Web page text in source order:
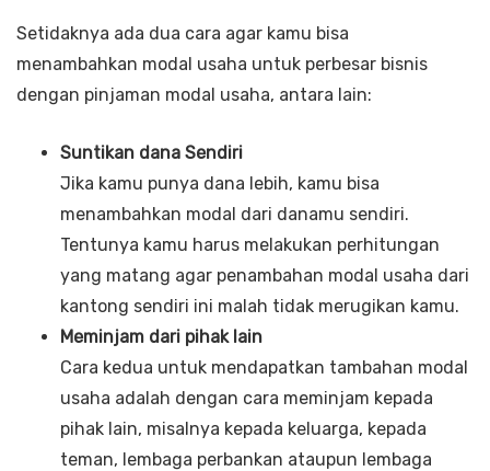
Setidaknya ada dua cara agar kamu bisa
menambahkan modal usaha untuk perbesar bisnis
dengan pinjaman modal usaha, antara lain:
Suntikan dana Sendiri
Jika kamu punya dana lebih, kamu bisa
menambahkan modal dari danamu sendiri.
Tentunya kamu harus melakukan perhitungan
yang matang agar penambahan modal usaha dari
kantong sendiri ini malah tidak merugikan kamu.
Meminjam dari pihak lain
Cara kedua untuk mendapatkan tambahan modal
usaha adalah dengan cara meminjam kepada
pihak lain, misalnya kepada keluarga, kepada
teman, lembaga perbankan ataupun lembaga